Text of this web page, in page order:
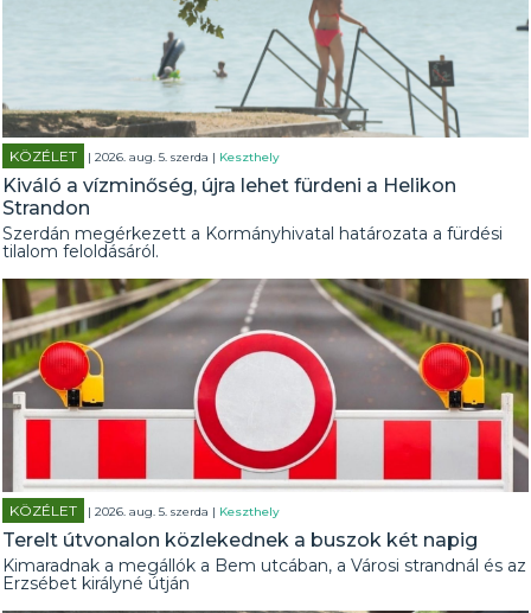
KÖZÉLET | 2026. aug. 5. szerda | Keszthely
Kiváló a vízminőség, újra lehet fürdeni a Helikon
Strandon
Szerdán megérkezett a Kormányhivatal határozata a fürdési
tilalom feloldásáról.
KÖZÉLET | 2026. aug. 5. szerda | Keszthely
Terelt útvonalon közlekednek a buszok két napig
Kimaradnak a megállók a Bem utcában, a Városi strandnál és az
Erzsébet királyné útján